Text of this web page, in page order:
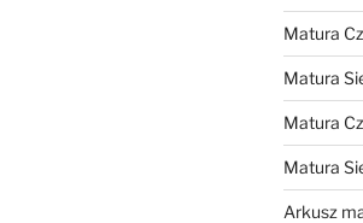
Matura
Matura
Matura
Matura
Arkusz